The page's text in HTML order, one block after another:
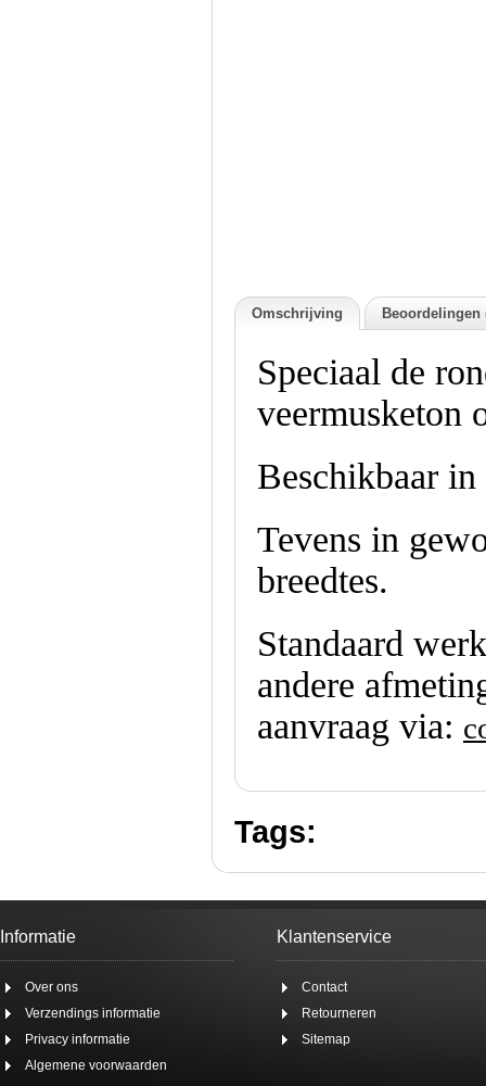
Omschrijving Beoordelingen
Speciaal de
veermusketon
Beschikbaar
Tevens in
breedtes.
Standaard
andere
aanvraag via:
Tags:
Informatie
Over ons
Verzendings informatie
Privacy informatie
Algemene voorwaarden
Klantenservice
Contact
Retourneren
Sitemap